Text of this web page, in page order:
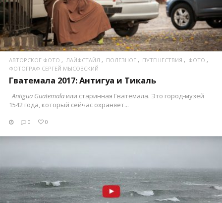
АВТОРСКОЕ ФОТО ЛАЙФСТАЙЛ ПОЛЕЗНОЕ ПУТЕШЕСТВИЯ
ФОТО
ФОТОГРАФ СЕРГЕЙ МЫСОВСКИЙ
Гватемала 2017: Антигуа и Тикаль
Antigua Guatemala или старинная Гватемала. Это город-музей
1542 года, который сейчас охраняет...
0 0
ПОСМОТРЕТЬ